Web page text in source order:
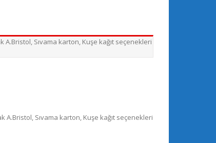
A.Bristol, Sıvama karton, Kuşe kağıt seçenekleri
A.Bristol, Sıvama karton, Kuşe kağıt seçenekleri